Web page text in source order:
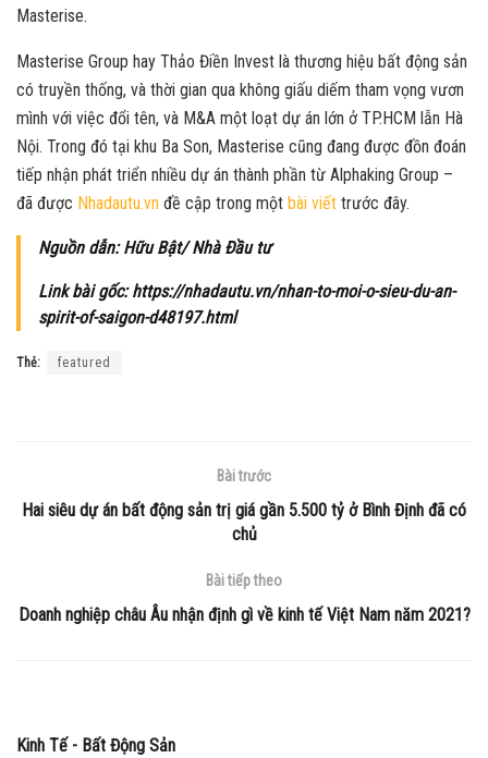
Masterise.
Masterise Group hay Thảo Điền Invest là thương hiệu bất động sản
có truyền thống, và thời gian qua không giấu diếm tham vọng vươn
mình với việc đổi tên, và M&A một loạt dự án lớn ở TP.HCM lẫn Hà
Nội. Trong đó tại khu Ba Son, Masterise cũng đang được đồn đoán
tiếp nhận phát triển nhiều dự án thành phần từ Alphaking Group –
đã được Nhadautu.vn đề cập trong một bài viết trước đây.
Nguồn dẫn: Hữu Bật/ Nhà Đầu tư
Link bài gốc: https://nhadautu.vn/nhan-to-moi-o-sieu-du-an-
spirit-of-saigon-d48197.html
Thẻ: featured
Bài trước
Hai siêu dự án bất động sản trị giá gần 5.500 tỷ ở Bình Định đã có
chủ
Bài tiếp theo
Doanh nghiệp châu Âu nhận định gì về kinh tế Việt Nam năm 2021?
Kinh Tế - Bất Động Sản